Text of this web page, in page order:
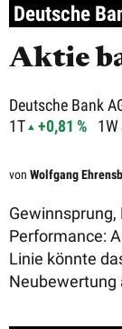
Deutsche
Aktie
Deutsche Bank
1T
+0,81 % 1W
von Wolfgang
Performance:
Linie könnte
Neubewertung